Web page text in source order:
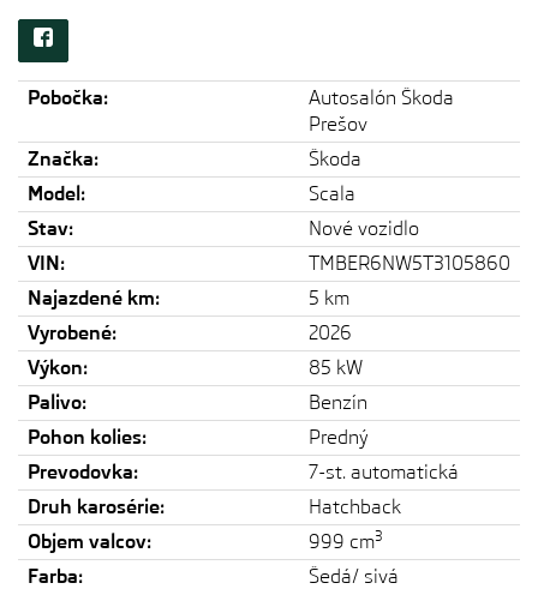
Pobočka:
Autosalón Škoda
Prešov
Značka:
Škoda
Model:
Scala
Stav:
Nové vozidlo
VIN:
TMBER6NW5T3105860
Najazdené km:
5 km
Vyrobené:
2026
Výkon:
85 kW
Palivo:
Benzín
Pohon kolies:
Predný
Prevodovka:
7-st. automatická
Druh karosérie:
Hatchback
Objem valcov:
999 cm3
Farba:
Šedá/ sivá